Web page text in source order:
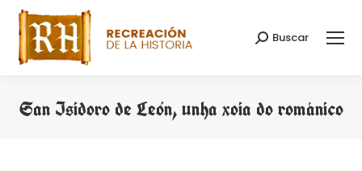
Search:
Buscar
San Isidoro de León, unha xoia do románico